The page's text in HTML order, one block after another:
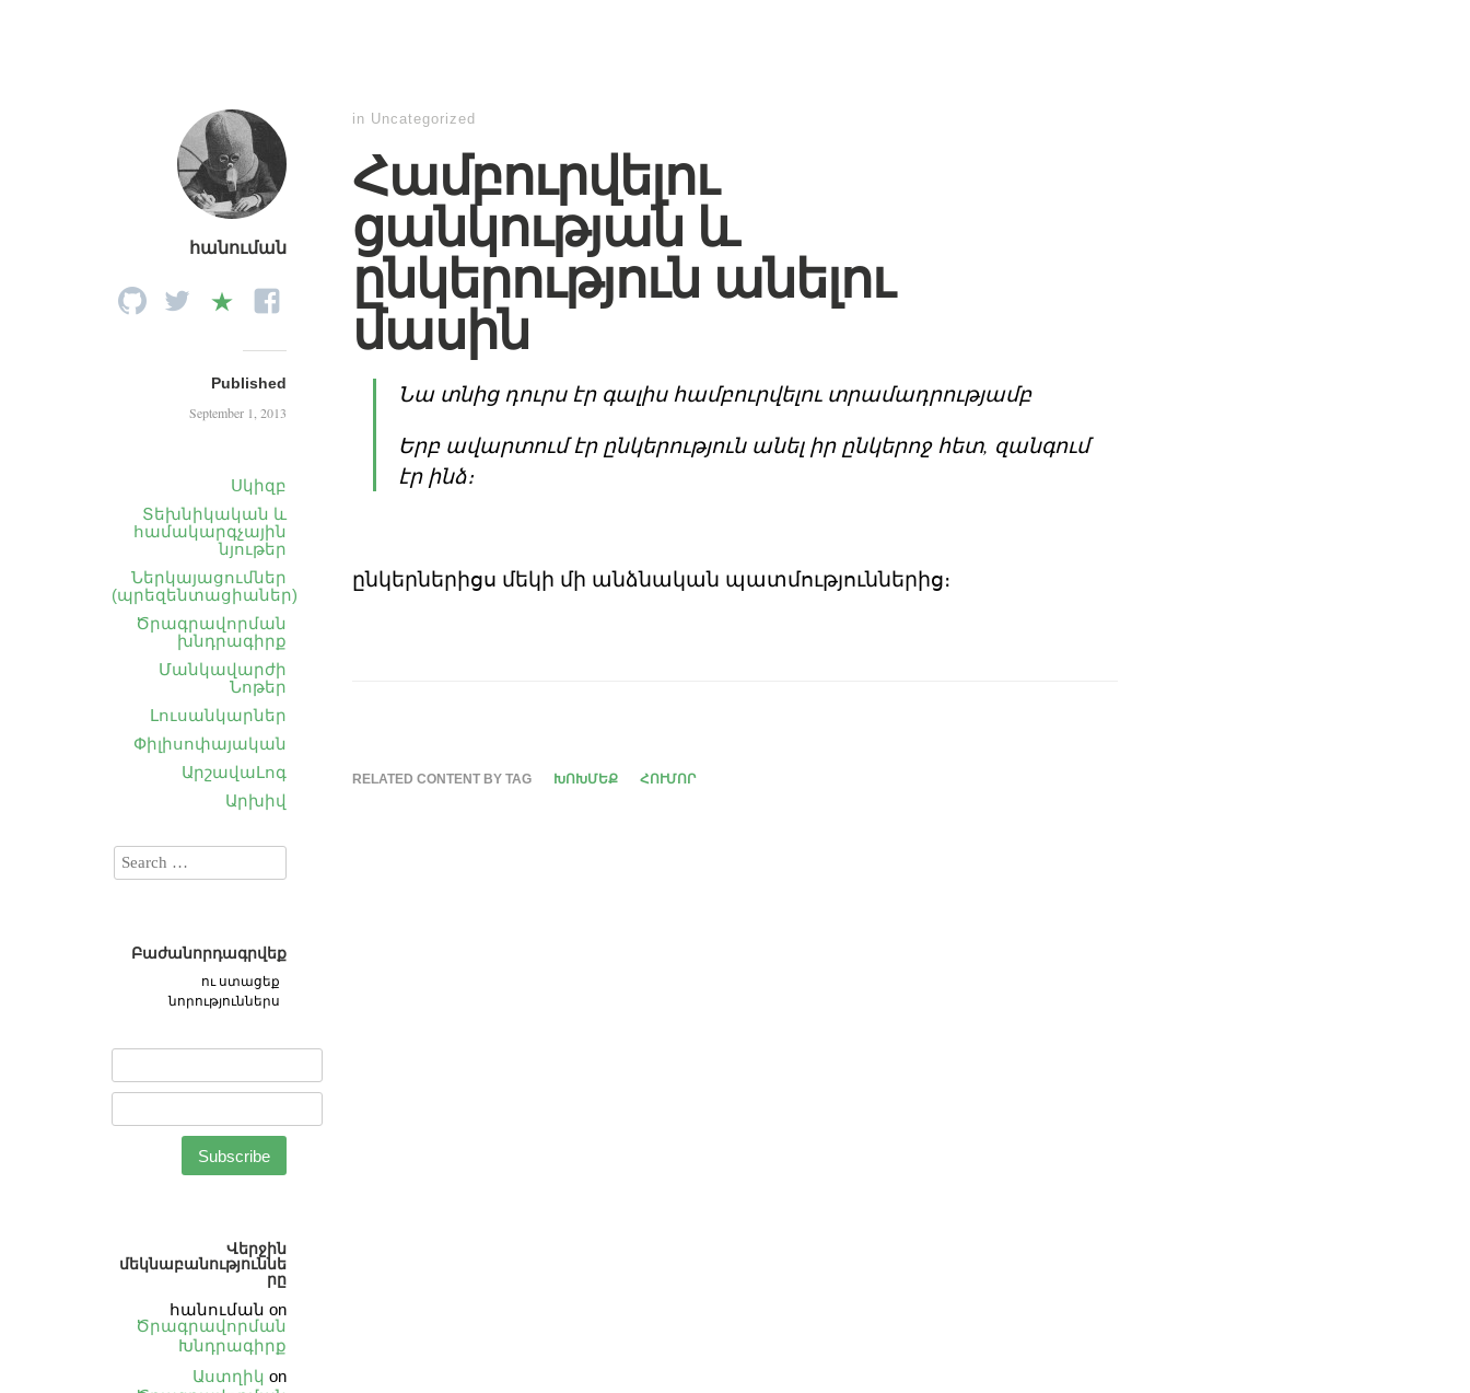
հանուման
Published
September 1, 2013
Սկիզբ
Տեխնիկական և
համակարգչային
նյութեր
Ներկայացումներ
(պրեզենտացիաներ)
Ծրագրավորման
խնդրագիրք
Մանկավարժի
Նոթեր
Լուսանկարներ
Փիլիսոփայական
ԱրշավաԼոգ
Արխիվ
in Uncategorized
Համբուրվելու
ցանկության և
ընկերություն անելու
մասին
Նա տնից դուրս էր գալիս համբուրվելու տրամադրությամբ
Երբ ավարտում էր ընկերություն անել իր ընկերոջ հետ, զանգում
էր ինձ։
ընկերներիցս մեկի մի անձնական պատմություններից։
RELATED CONTENT BY TAG ԽՈԽՄԵՔ ՀՈՒՄՈՐ
Բաժանորդագրվեք
ու ստացեք
նորություններս
Վերջին
մեկնաբանություննե
րը
հանուման on
Ծրագրավորման
Խնդրագիրք
Աստղիկ on